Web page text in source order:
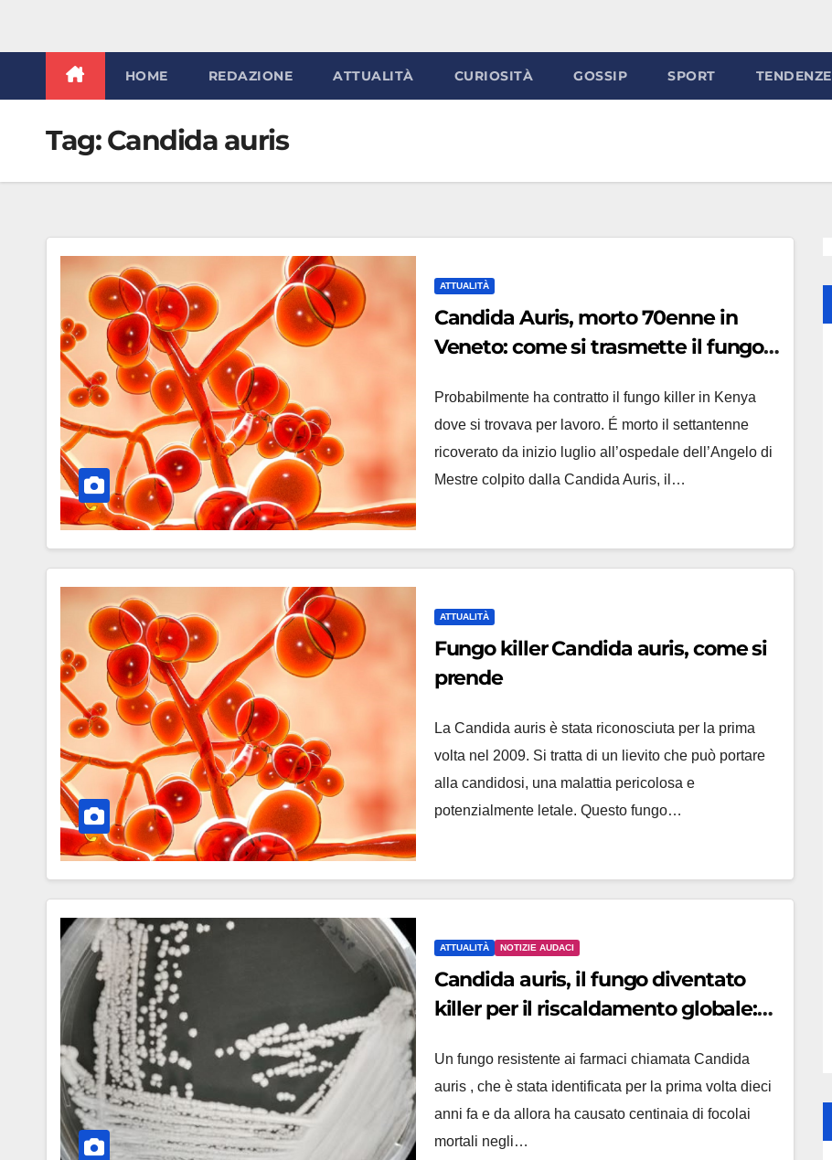
HOME REDAZIONE ATTUALITÀ CURIOSITÀ GOSSIP SPORT TENDENZE
Tag:Candida auris
ATTUALITÀ
Candida Auris, morto 70enne in
Veneto: come si trasmette il fungo
Probabilmente ha contratto il fungo killer in Kenya
dove si trovava per lavoro. É morto il settantenne
ricoverato da inizio luglio all’ospedale dell’Angelo di
Mestre colpito dalla Candida Auris, il…
ATTUALITÀ
Fungo killer Candida auris, come si
prende
La Candida auris è stata riconosciuta per la prima
volta nel 2009. Si tratta di un lievito che può portare
alla candidosi, una malattia pericolosa e
potenzialmente letale. Questo fungo…
ATTUALITÀ NOTIZIE AUDACI
Candida auris, il fungo diventato
killer per il riscaldamento globale:
Un fungo resistente ai farmaci chiamata Candida
auris , che è stata identificata per la prima volta dieci
anni fa e da allora ha causato centinaia di focolai
mortali negli…